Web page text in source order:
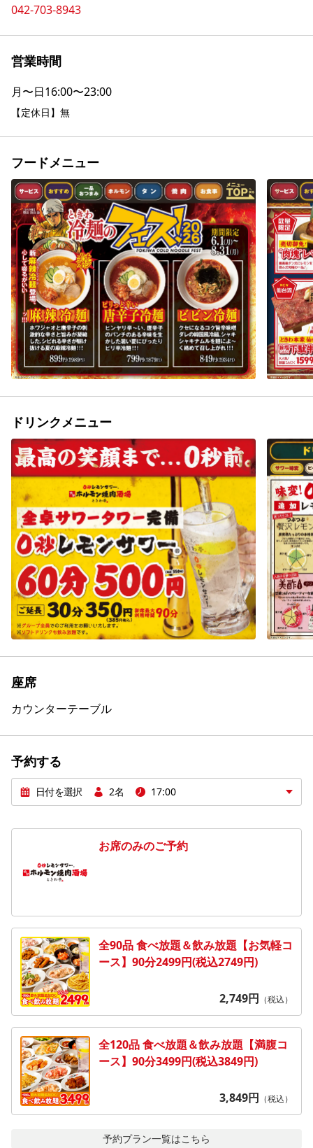
042-703-8943
営業時間
月〜日16:00〜23:00
【定休日】無
フードメニュー
ドリンクメニュー
座席
カウンターテーブル
予約する
日付を選択 2名 17:00
お席のみのご予約
全90品 食べ放題＆飲み放題【お気軽コ
ース】90分2499円(税込2749円)
2,749円 （税込）
全120品 食べ放題＆飲み放題【満腹コ
3,849円 （税込）
予約プラン一覧はこちら